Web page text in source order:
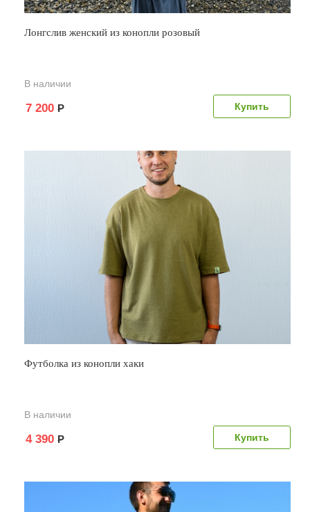
Лонгслив женский из конопли розовый
В наличии
7 200 Р
Футболка из конопли хаки
В наличии
4 390 Р